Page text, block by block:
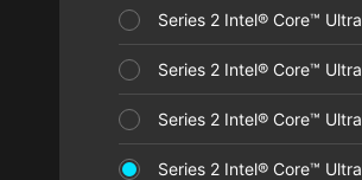
Series 2 Intel® Core™
Series 2 Intel® Core™
Series 2 Intel® Core™
Series 2 Intel® Core™